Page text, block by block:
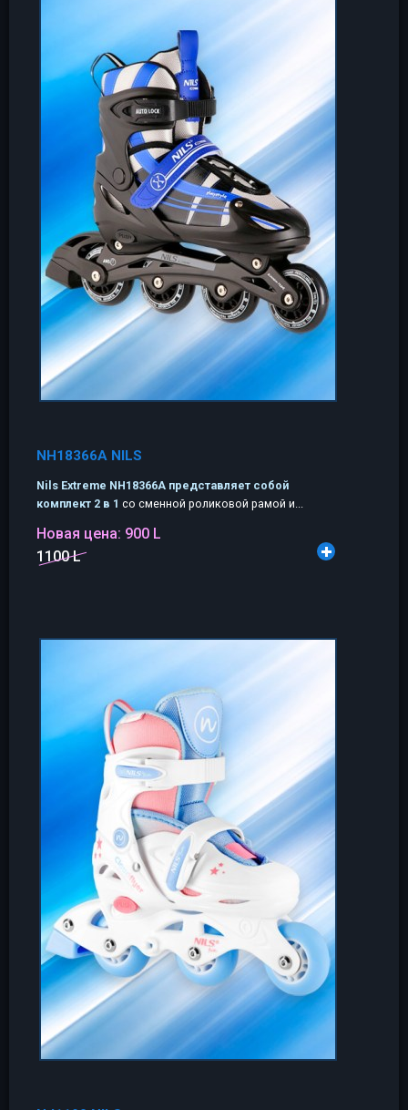
NH18366A NILS
Nils Extreme NH18366A представляет собой
комплект 2 в 1 со сменной роликовой рамой и...
Новая цена: 900 L
1100 L